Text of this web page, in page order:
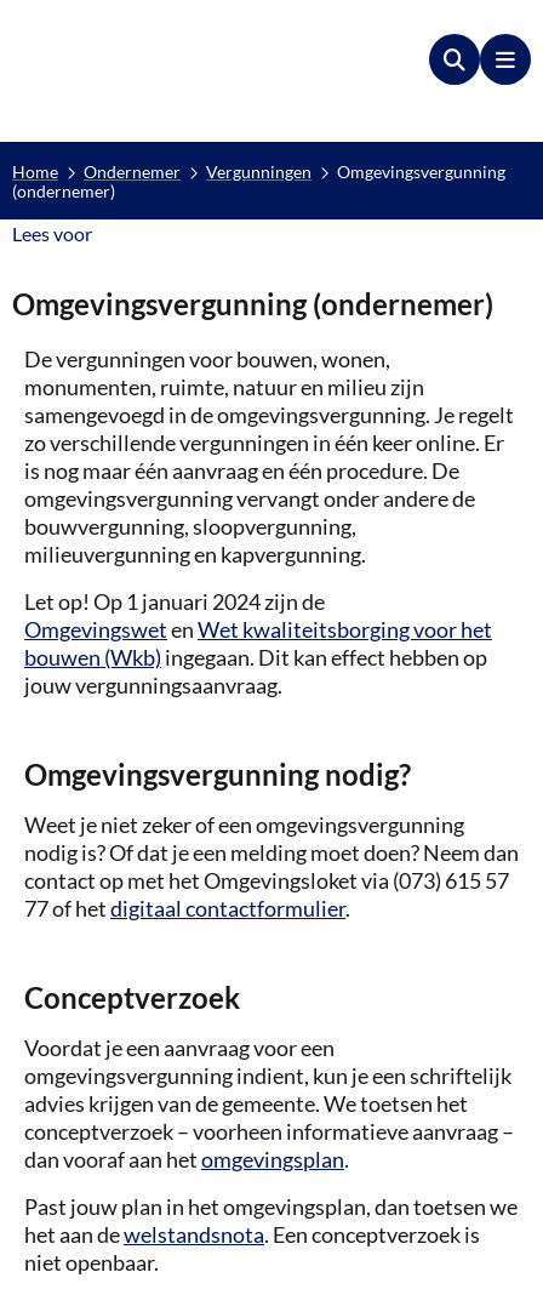
Zoeken
Home Ondernemer Vergunningen
Omgevingsvergunning
(ondernemer)
Lees voorLees voor
Omgevingsvergunning (ondernemer)
De vergunningen voor bouwen, wonen,
monumenten, ruimte, natuur en milieu zijn
samengevoegd in de omgevingsvergunning. Je regelt
zo verschillende vergunningen in één keer online. Er
is nog maar één aanvraag en één procedure. De
omgevingsvergunning vervangt onder andere de
bouwvergunning, sloopvergunning,
milieuvergunning en kapvergunning.
Let op! Op 1 januari 2024 zijn de
OmgevingswetenWet kwaliteitsborging voor het
bouwen (Wkb) ingegaan. Dit kan effect hebben op
jouw vergunningsaanvraag.
Omgevingsvergunning nodig?
Weet je niet zeker of een omgevingsvergunning
nodig is? Of dat je een melding moet doen? Neem dan
contact op met het Omgevingsloket via (073) 615 57
77 of hetdigitaal contactformulier.
Conceptverzoek
Voordat je een aanvraag voor een
omgevingsvergunning indient, kun je een schriftelijk
advies krijgen van de gemeente. We toetsen het
conceptverzoek – voorheen informatieve aanvraag –
dan vooraf aan hetomgevingsplan.
Past jouw plan in het omgevingsplan, dan toetsen we
het aan dewelstandsnota. Een conceptverzoek is
niet openbaar.